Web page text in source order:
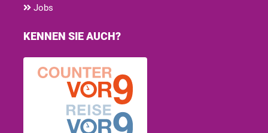
Jobs
KENNEN SIE AUCH?